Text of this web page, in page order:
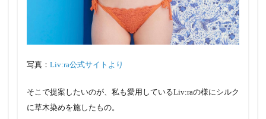
写真： Liv:ra公式サイトより
そこで提案したいのが、私も愛用しているLiv:raの様にシルク
に草木染めを施したもの。